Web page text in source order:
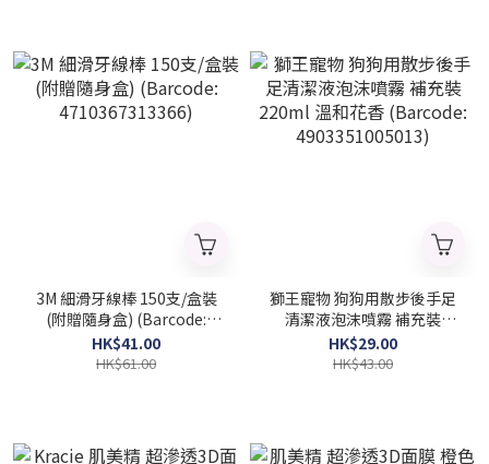
3M 細滑牙線棒 150支/盒裝
(附贈隨身盒) (Barcode:
4710367313366)
HK$41.00
HK$61.00
獅王寵物 狗狗用散步後手足
清潔液泡沫噴霧 補充裝
220ml 溫和花香 (Barcode:
4903351005013)
HK$29.00
HK$43.00